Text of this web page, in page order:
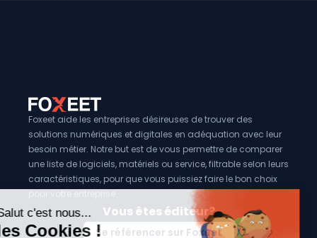
Foxeet aide les entreprises désireuses de trouver des
solutions numériques et digitales en adéquation avec leur
besoin métier. Notre but est de vous permettre de comparer
une liste de logiciels, matériels ou service, filtrable selon leurs
caractéristiques, pour que vous puissiez faire le bon choix
Vous êtes éditeur?
Se référencer sur Foxeet